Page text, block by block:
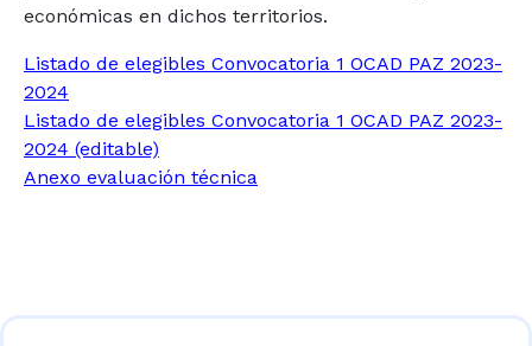
económicas en dichos territorios.
Listado de elegibles Convocatoria 1 OCAD PAZ 2023-
2024
Listado de elegibles Convocatoria 1 OCAD PAZ 2023-
2024 (editable)
Anexo evaluación técnica